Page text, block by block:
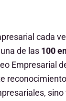
cada
de las 100
Empresarial